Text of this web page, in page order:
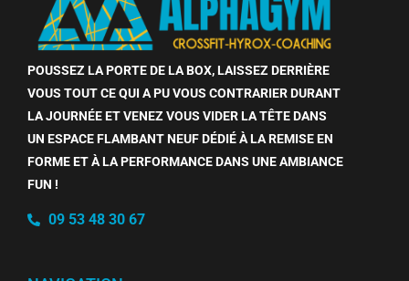
POUSSEZ LA PORTE DE LA BOX, LAISSEZ DERRIÈRE
VOUS TOUT CE QUI A PU VOUS CONTRARIER DURANT
LA JOURNÉE ET VENEZ VOUS VIDER LA TÊTE DANS
UN ESPACE FLAMBANT NEUF DÉDIÉ À LA REMISE EN
FORME ET À LA PERFORMANCE DANS UNE AMBIANCE
FUN !
09 53 48 30 67